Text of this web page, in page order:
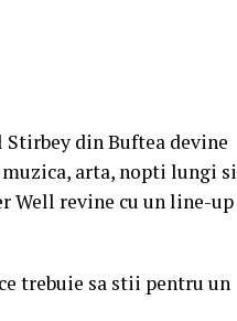
din Buftea devine
arta, nopti lungi si
Well revine cu un line-up
trebuie sa stii pentru un